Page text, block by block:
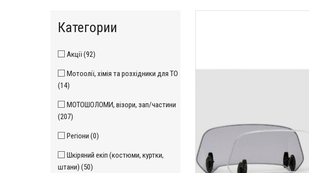
Категории
Акції (92)
Мотоолії, хімія та розхідники для ТО
(14)
МОТОШОЛОМИ, візори, зап/частини
(207)
Регіони (0)
Шкіряний екіп (костюми, куртки,
штани) (50)